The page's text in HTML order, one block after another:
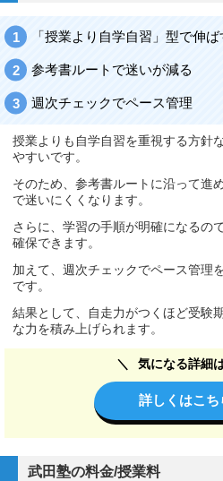
「授業より自学自習」型で伸ば
参考書ルートで迷いが減る
週次チェックでペース管理
授業よりも自学自習を重視する方針
やすいです。
そのため、参考書ルートに沿って進
で迷いにくくなります。
さらに、学習の手順が明確になるの
確保できます。
加えて、週次チェックでペース管理
です。
結果として、自走力がつくほど受験
な力を積み上げられます。
気になる詳細
詳しくはこち
武田塾の料金/授業料